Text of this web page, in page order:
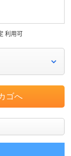
利用可
ゴへ